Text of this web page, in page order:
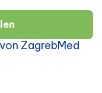
ZagrebMed